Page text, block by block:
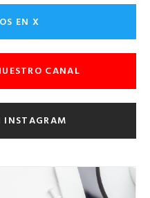
EN X
CANAL
INSTAGRAM